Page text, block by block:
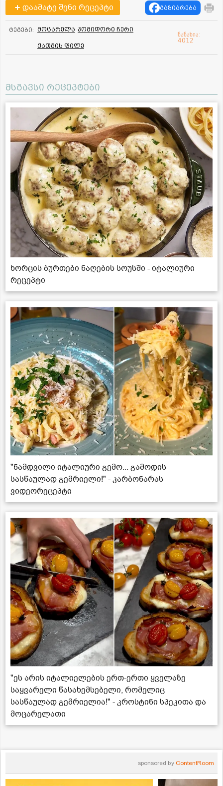
დაამატე შენი რეცეპტი გაზიარება
ტეგები: მოცარელა პომიდორი ჩერი
ქათმის ფილე
ნანახია:
4012
მსგავსი რეცეპტები
ხორცის ბურთები ნაღების სოუსში - იტალიური
რეცეპტი
"ნამდვილი იტალიური გემო... გამოდის
სასწაულად გემრიელი!" - კარბონარას
ვიდეორეცეპტი
"ეს არის იტალიელების ერთ-ერთი ყველაზე
საყვარელი წასახემსებელი, რომელიც
სასწაულად გემრიელია!" - კროსტინი სპეკითა და
მოცარელათი
sponsored by ContentRoom